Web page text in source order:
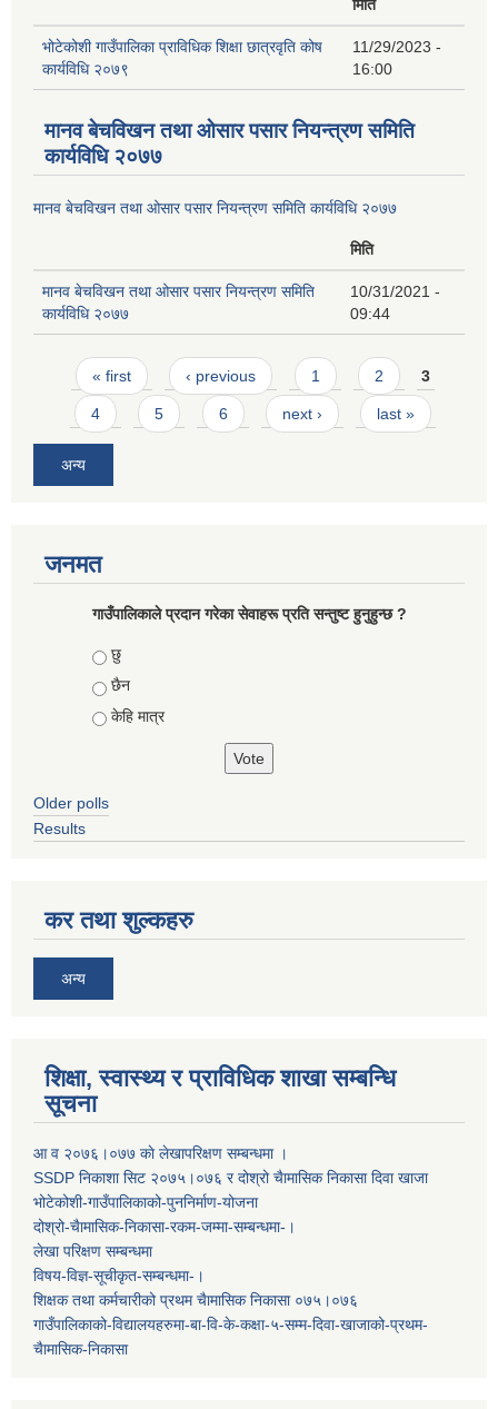
मिति
भोटेकोशी गाउँपालिका प्राविधिक शिक्षा छात्रवृति कोष
कार्यविधि २०७९
11/29/2023 -
16:00
मानव बेचविखन तथा ओसार पसार नियन्त्रण समिति
कार्यविधि २०७७
मानव बेचविखन तथा ओसार पसार नियन्त्रण समिति कार्यविधि २०७७
मिति
मानव बेचविखन तथा ओसार पसार नियन्त्रण समिति
कार्यविधि २०७७
10/31/2021 -
09:44
Pages
« first ‹ previous 1 2 3
4 5 6 next › last »
अन्य
जनमत
गाउँपालिकाले प्रदान गरेका सेवाहरू प्रति सन्तुष्ट हुनुहुन्छ ?
Choices
छु
छैन
केहि मात्र
Older polls
Results
कर तथा शुल्कहरु
अन्य
शिक्षा, स्वास्थ्य र प्राविधिक शाखा सम्बन्धि
सूचना
आ व २०७६।०७७ काे लेखापरिक्षण सम्बन्धमा ।
SSDP निकाशा सिट २०७५।०७६ र दोश्रो चैामासिक निकासा दिवा खाजा
भोटेकोशी-गाउँपालिकाको-पुननिर्माण-योजना
दोश्रो-चैामासिक-निकासा-रकम-जम्मा-सम्बन्धमा-।
लेखा परिक्षण सम्बन्धमा
विषय-विज्ञ-सूचीकृत-सम्बन्धमा-।
शिक्षक तथा कर्मचारीको प्रथम च‌ैामासिक निकासा ०७५।०७६
गाउँपालिकाको-विद्यालयहरुमा-बा-वि-के-कक्षा-५-सम्म-दिवा-खाजाको-प्रथम-
चैामासिक-निकासा